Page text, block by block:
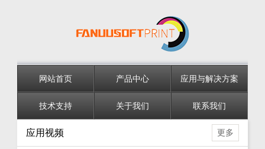
网站首页 产品中心 应用与解决方案
技术支持 关于我们 联系我们
更多
应用视频